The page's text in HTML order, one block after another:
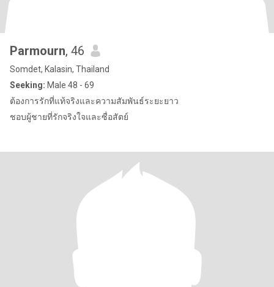
Parmourn, 46
Somdet, Kalasin, Thailand
Seeking: Male 48 - 69
ต้องการรักที่แท้จริงและความสัมพันธ์ระยะยาว
ชอบผู้ชายที่รักจริงใจและซื่อสัตย์